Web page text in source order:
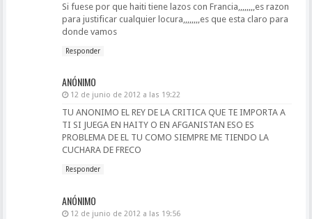
Si fuese por que haiti tiene lazos con Francia,,,,,,,,es razon
para justificar cualquier locura,,,,,,,,es que esta claro para
donde vamos
Responder
ANÓNIMO
12 de junio de 2012 a las 19:22
TU ANONIMO EL REY DE LA CRITICA QUE TE IMPORTA A
TI SI JUEGA EN HAITY O EN AFGANISTAN ESO ES
PROBLEMA DE EL TU COMO SIEMPRE ME TIENDO LA
CUCHARA DE FRECO
Responder
ANÓNIMO
12 de junio de 2012 a las 19:56